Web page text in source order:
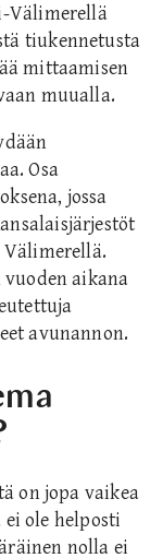
Välimerellä
tiukennetusta
mittaamisen
muualla.
Osa
jossa
Välimerellä.
aikana
avunannon.
on jopa vaikea
ei ole helposti
nolla ei